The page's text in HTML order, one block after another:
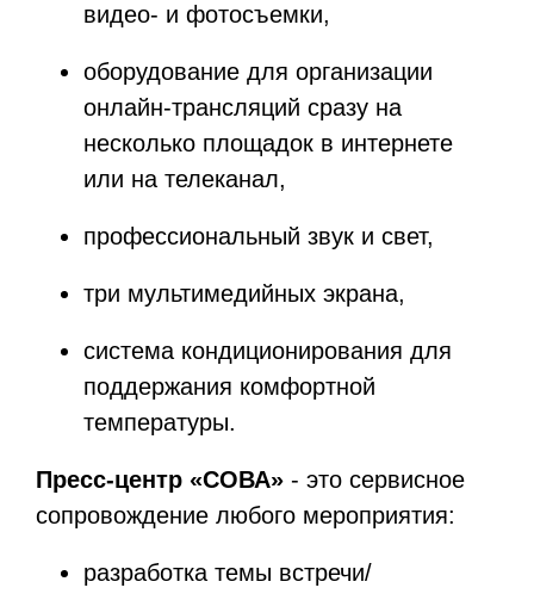
видео- и фотосъемки,
оборудование для организации
онлайн-трансляций сразу на
несколько площадок в интернете
или на телеканал,
профессиональный звук и свет,
три мультимедийных экрана,
система кондиционирования для
поддержания комфортной
температуры.
Пресс-центр «СОВА» - это сервисное
сопровождение любого мероприятия:
разработка темы встречи/